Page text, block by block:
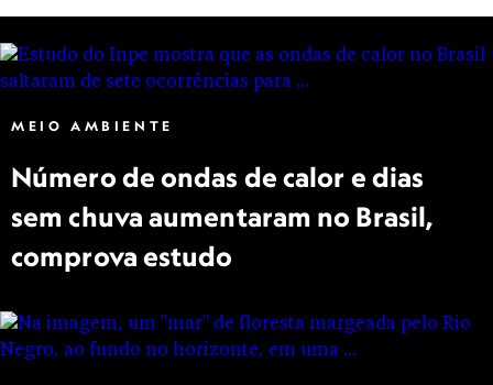
MEIO AMBIENTE
Número de ondas de calor e dias
sem chuva aumentaram no Brasil,
comprova estudo